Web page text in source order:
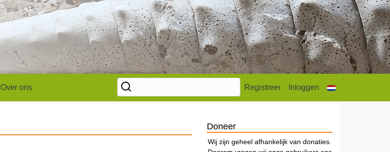
Over ons Registreer Inloggen
Doneer
Wij zijn geheel afhankelijk van donaties.